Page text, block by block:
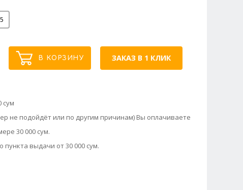
В КОРЗИНУ ЗАКАЗ В 1 КЛИК
сум
не подойдёт или по другим причинам) Вы оплачиваете
30 000 сум.
пункта выдачи от 30 000 сум.